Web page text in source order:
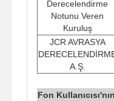
Derecelendirme
Notunu Veren
Kuruluş
JCR AVRASYA
A.Ş.
Fon Kullanıcısı'nın